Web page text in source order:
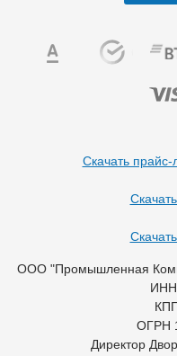
Скачать прайс-
ООО "Промышленная
ИНН
ОГРН
Директор